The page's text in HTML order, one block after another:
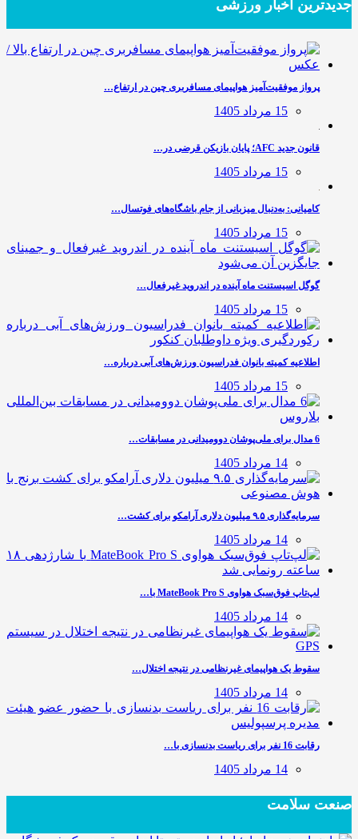
جدیدترین‌ اخبار ورزشی
پرواز موفقیت‌آمیز هواپیمای مسافربری چین در ارتفاع…
15 مرداد 1405
قانون جدید AFC؛ پایان بازیکن قرضی در…
15 مرداد 1405
کامیانی: به‌دنبال میزبانی از جام باشگاه‌های فوتسال…
15 مرداد 1405
گوگل اسیستنت ماه آینده در اندروید غیرفعال…
15 مرداد 1405
اطلاعیه کمیته بانوان فدراسیون ورزش‌های آبی درباره…
15 مرداد 1405
6 مدال برای ملی‌پوشان دوومیدانی در مسابقات…
14 مرداد 1405
سرمایه‌گذاری ۹.۵ میلیون دلاری آرامکو برای کشت…
14 مرداد 1405
لپ‌تاپ فوق‌سبک هواوی MateBook Pro S با…
14 مرداد 1405
سقوط یک هواپیمای غیرنظامی در نتیجه اختلال…
14 مرداد 1405
رقابت 16 نفر برای ریاست بدنسازی با…
14 مرداد 1405
صنعت سلامت